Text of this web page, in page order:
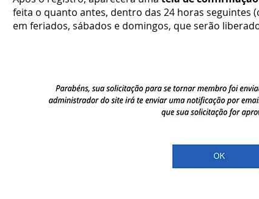
feita o quanto antes, dentro das 24 horas seguintes
em feriados, sábados e domingos, que serão